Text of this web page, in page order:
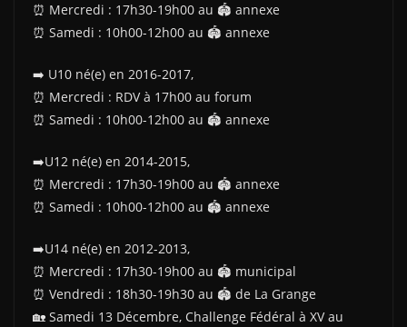
⏰️ Mercredi : 17h30-19h00 au 🏟 annexe
⏰️ Samedi : 10h00-12h00 au 🏟 annexe
➡️ U10 né(e) en 2016-2017,
⏰️ Mercredi : RDV à 17h00 au forum
⏰️ Samedi : 10h00-12h00 au 🏟 annexe
➡️U12 né(e) en 2014-2015,
⏰️ Mercredi : 17h30-19h00 au 🏟 annexe
⏰️ Samedi : 10h00-12h00 au 🏟 annexe
➡️U14 né(e) en 2012-2013,
⏰️ Mercredi : 17h30-19h00 au 🏟 municipal
⏰️ Vendredi : 18h30-19h30 au 🏟 de La Grange
🏡 Samedi 13 Décembre, Challenge Fédéral à XV au